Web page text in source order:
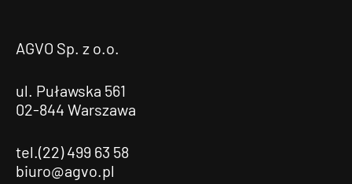
AGVO Sp. z o.o.
ul. Puławska 561
02-844 Warszawa
tel.(22) 499 63 58
biuro@agvo.pl